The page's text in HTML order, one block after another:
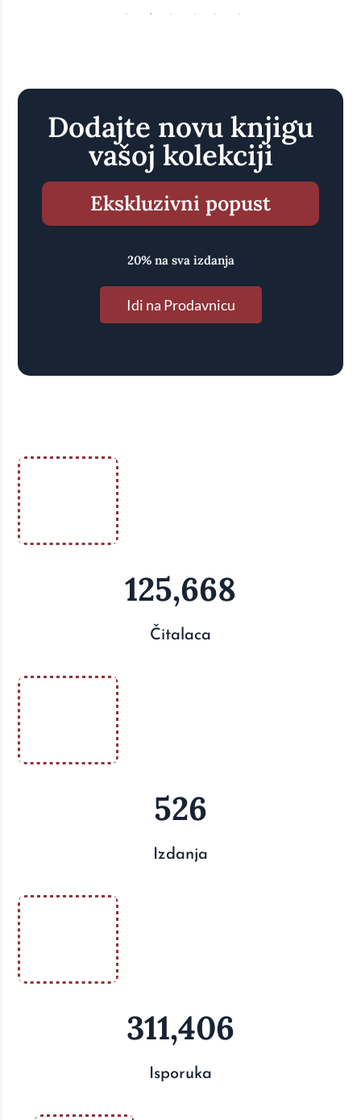
Dodajte novu knjigu
vašoj kolekciji
Ekskluzivni popust
20% na sva izdanja
Idi na Prodavnicu
125,668
Čitalaca
526
Izdanja
311,406
Isporuka